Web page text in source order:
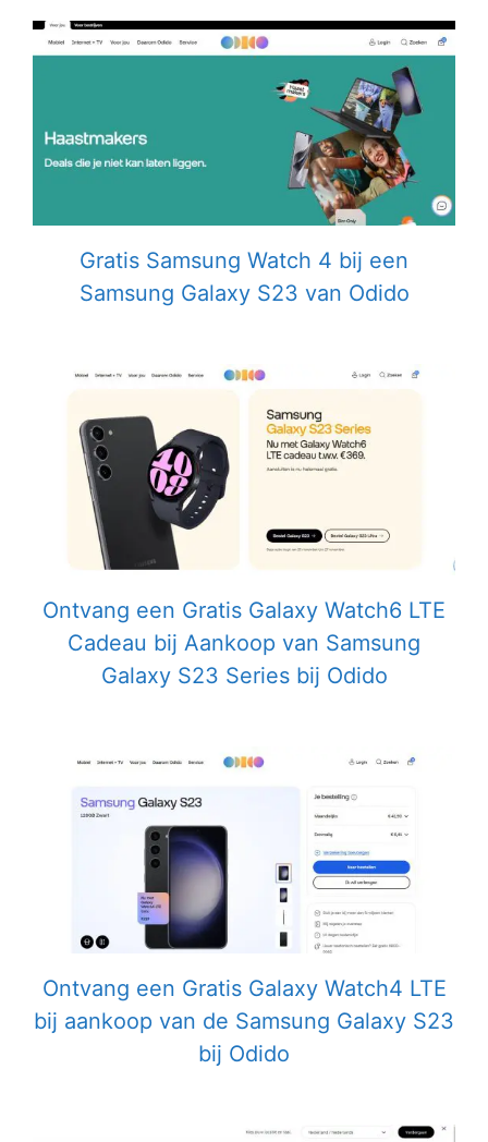
Gratis Samsung Watch 4 bij een
Samsung Galaxy S23 van Odido
Ontvang een Gratis Galaxy Watch6 LTE
Cadeau bij Aankoop van Samsung
Galaxy S23 Series bij Odido
Ontvang een Gratis Galaxy Watch4 LTE
bij aankoop van de Samsung Galaxy S23
bij Odido